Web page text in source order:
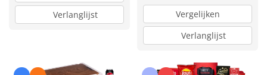
Verlanglijst
Vergelijken
Verlanglijst